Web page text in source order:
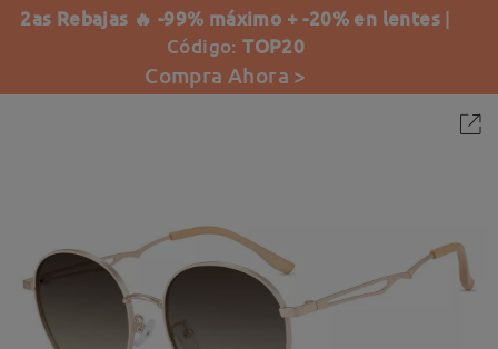
2as Rebajas 🔥 -99% máximo + -20% en lentes |
Código:TOP20
Compra Ahora >